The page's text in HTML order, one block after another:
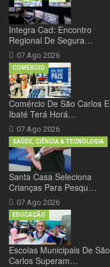
Integra Cad: Encontro
Regional De Segura…
07 Ago 2026
Comércio De São Carlos E
Ibaté Terá Horá…
07 Ago 2026
COMÉRCIO
Santa Casa Seleciona
Crianças Para Pesqu…
07 Ago 2026
SAÚDE, CIÊNCIA & TECNOLOGIA
Escolas Municipais De São
Carlos Superam…
EDUCAÇÃO